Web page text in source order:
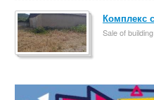
Комплекс
Sale of